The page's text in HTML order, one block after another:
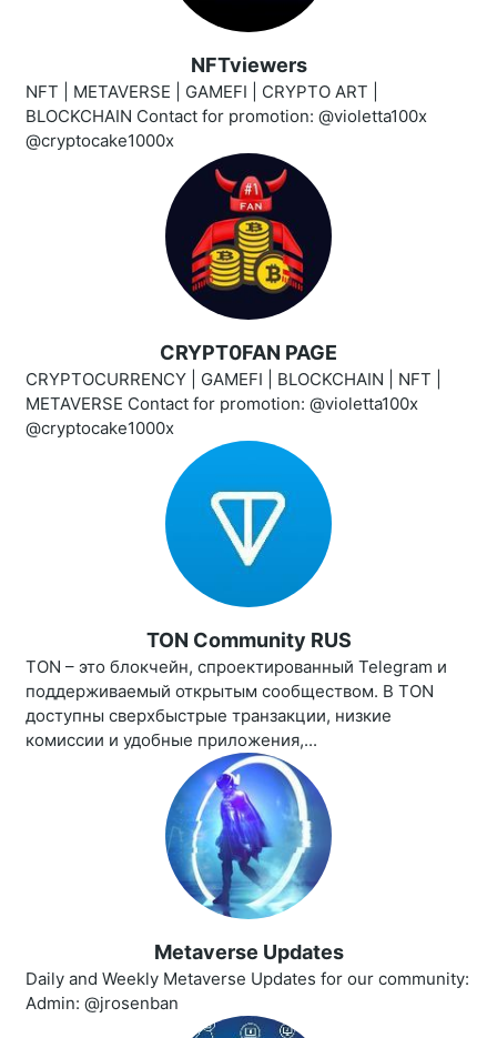
NFTviewers
NFT | METAVERSE | GAMEFI | CRYPTO ART |
BLOCKCHAIN Contact for promotion: @violetta100x
@cryptocake1000x
CRYPT0FAN PAGE
CRYPTOCURRENCY | GAMEFI | BLOCKCHAIN | NFT |
METAVERSE Contact for promotion: @violetta100x
@cryptocake1000x
TON Community RUS
TON – это блокчейн, спроектированный Telegram и
поддерживаемый открытым сообществом. В TON
доступны сверхбыстрые транзакции, низкие
комиссии и удобные приложения,...
Metaverse Updates
Daily and Weekly Metaverse Updates for our community:
Admin: @jrosenban